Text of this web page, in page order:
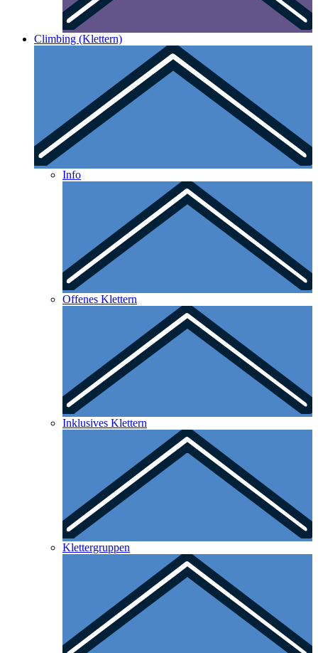
Climbing (Klettern)
Info
Offenes Klettern
Inklusives Klettern
Klettergruppen